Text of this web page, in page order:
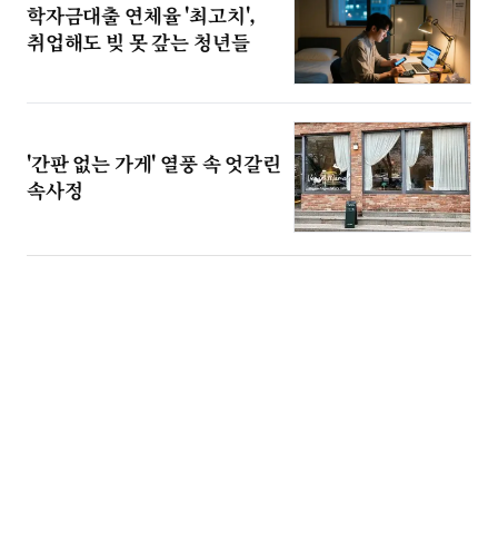
학자금대출 연체율 '최고치',
취업해도 빚 못 갚는 청년들
'간판 없는 가게' 열풍 속 엇갈린
속사정